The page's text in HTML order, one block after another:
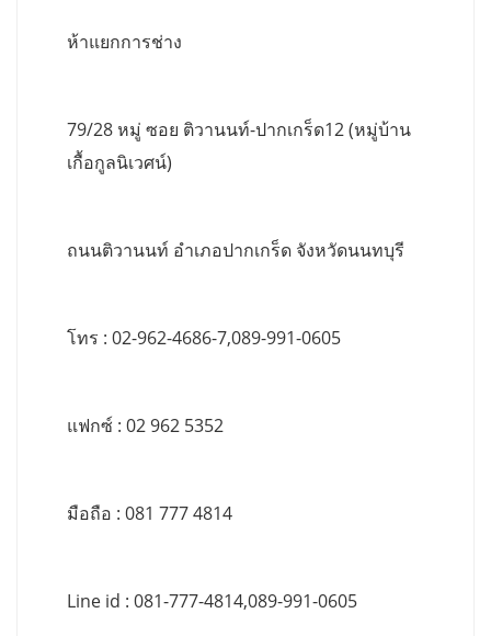
ห้าแยกการช่าง
79/28 หมู่ ซอย ติวานนท์-ปากเกร็ด12 (หมู่บ้าน
เกื้อกูลนิเวศน์)
ถนนติวานนท์ อำเภอปากเกร็ด จังหวัดนนทบุรี
โทร : 02-962-4686-7,089-991-0605
แฟกซ์ : 02 962 5352
มือถือ : 081 777 4814
Line id : 081-777-4814,089-991-0605